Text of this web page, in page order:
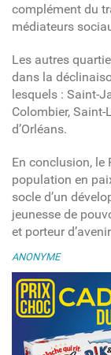
complément du
médiateurs
Les autres
dans la
lesquels : Saint-
Colombier,
d’Orléans.
En conclusion, le
population en
socle d’un
jeunesse de
et porteur
ANONYME